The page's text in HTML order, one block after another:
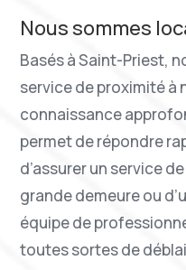
Nous sommes
Basés à Saint-Priest,
service de proximité à
connaissance
permet de répondre
d’assurer un service
grande demeure ou
équipe de
toutes sortes de